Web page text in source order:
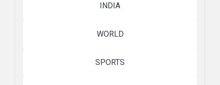
INDIA
WORLD
SPORTS